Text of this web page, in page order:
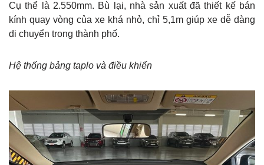
Cụ thể là 2.550mm. Bù lại, nhà sản xuất đã thiết kế bán
kính quay vòng của xe khá nhỏ, chỉ 5,1m giúp xe dễ dàng
di chuyển trong thành phố.
Hệ thống bảng taplo và điều khiển